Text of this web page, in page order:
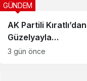
AK Partili Kıratlı’dan
Güzelyayla
Mahallesi’ne ziyaret
GÜNDEM
3 gün önce